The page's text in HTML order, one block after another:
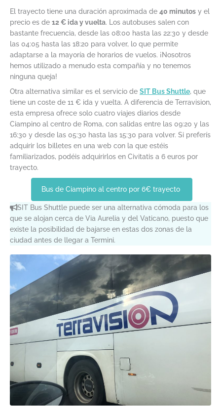
El trayecto tiene una duración aproximada de 40 minutos y el
precio es de 12 € ida y vuelta. Los autobuses salen con
bastante frecuencia, desde las 08:00 hasta las 22:30 y desde
las 04:05 hasta las 18:20 para volver, lo que permite
adaptarse a la mayoría de horarios de vuelos. ¡Nosotros
hemos utilizado a menudo esta compañía y no tenemos
ninguna queja!
Otra alternativa similar es el servicio de SIT Bus Shuttle, que
tiene un coste de 11 € ida y vuelta. A diferencia de Terravision,
esta empresa ofrece solo cuatro viajes diarios desde
Ciampino al centro de Roma, con salidas entre las 09:20 y las
16:30 y desde las 05:30 hasta las 15:30 para volver. Si preferís
adquirir los billetes en una web con la que estéis
familiarizados, podéis adquirirlos en Civitatis a 6 euros por
trayecto.
Bus de Ciampino al centro por 6€ trayecto
SIT Bus Shuttle puede ser una alternativa cómoda para los
que se alojan cerca de Via Aurelia y del Vaticano, puesto que
existe la posibilidad de bajarse en estas dos zonas de la
ciudad antes de llegar a Termini.